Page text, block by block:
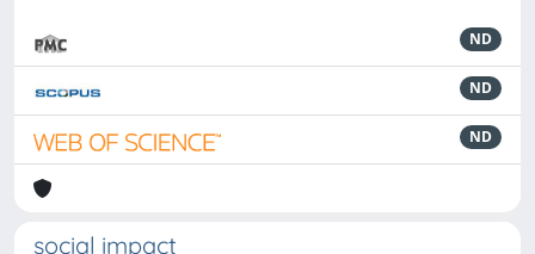
ND
ND
ND
social impact